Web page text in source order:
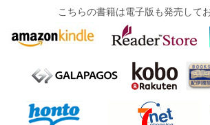
こちらの書籍は電子版も発売して